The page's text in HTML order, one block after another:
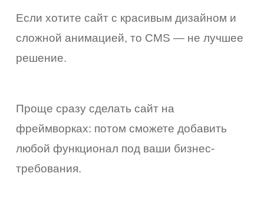
Если хотите сайт с красивым дизайном и
сложной анимацией, то CMS — не лучшее
решение.
Проще сразу сделать сайт на
фреймворках: потом сможете добавить
любой функционал под ваши бизнес-
требования.